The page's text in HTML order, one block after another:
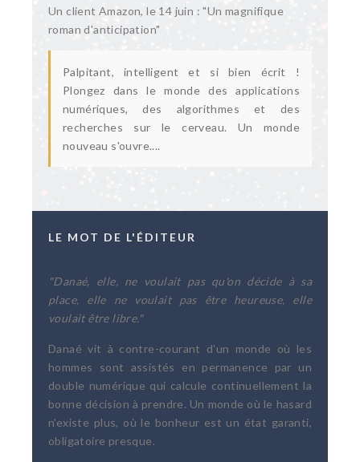
Un client Amazon, le 14 juin : "Un magnifique
roman d'anticipation"
Palpitant, intelligent et si bien écrit !
Plongez dans le monde des applications
numériques, des algorithmes et des
recherches sur le cerveau. Un monde
nouveau s'ouvre....
LE MOT DE L'ÉDITEUR
"Danaé, elle, ne voulait pas qu'on décide à sa
place, elle ne voulait pas être heureuse, elle
voulait être libre."
Danaé vit à contre-courant d'un monde où les
hommes sont assistés en permanence par un
double numérique qui calcule continuellement la
bonne décision à prendre. Un monde où le hasard
n'existe plus, où le bonheur est un état garanti,
obligatoire presque.